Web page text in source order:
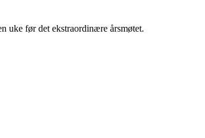
uke før det ekstraordinære årsmøtet.